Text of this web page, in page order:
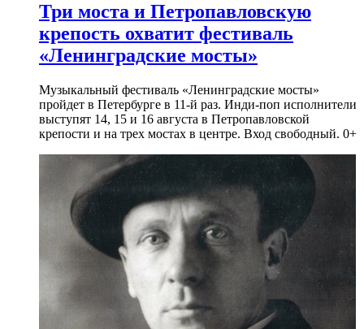
Три моста и Петропавловскую
крепость охватит фестиваль
«Ленинградские мосты»
Музыкальный фестиваль «Ленинградские мосты»
пройдет в Петербурге в 11-й раз. Инди-поп исполнители
выступят 14, 15 и 16 августа в Петропавловской
крепости и на трех мостах в центре. Вход свободный. 0+